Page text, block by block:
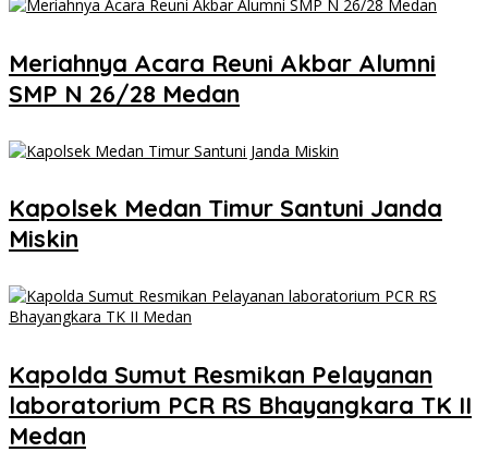
Meriahnya Acara Reuni Akbar Alumni
SMP N 26/28 Medan
Kapolsek Medan Timur Santuni Janda
Miskin
Kapolda Sumut Resmikan Pelayanan
laboratorium PCR RS Bhayangkara TK II
Medan